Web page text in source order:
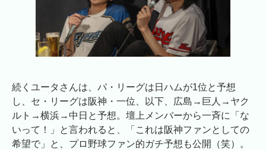
続くユータさんは、パ・リーグは日ハムが1位と予想
し、セ・リーグは阪神・一位、以下、広島→巨人→ヤク
ルト→横浜→中日と予想。壇上メンバーから一斉に「な
いって！」と言われると、「これは阪神ファンとしての
希望で」と、プロ野球ファン的ガチ予想も公開（笑）。